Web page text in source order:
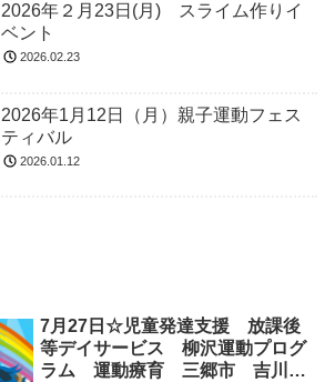
2026年２月23日(月) スライム作りイ
ベント
2026.02.23
2026年1月12日（月）親子運動フェス
ティバル
2026.01.12
7月27日☆児童発達支援 放課後
等デイサービス 柳沢運動プログ
ラム 運動療育 三郷市 吉川